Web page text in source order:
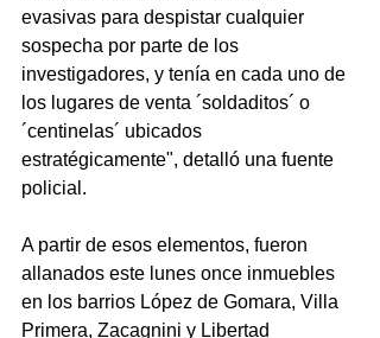
evasivas para despistar cualquier
sospecha por parte de los
investigadores, y tenía en cada uno de
los lugares de venta ´soldaditos´ o
´centinelas´ ubicados
estratégicamente", detalló una fuente
policial.
A partir de esos elementos, fueron
allanados este lunes once inmuebles
en los barrios López de Gomara, Villa
Primera, Zacagnini y Libertad